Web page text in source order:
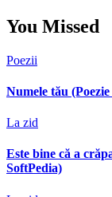
You Missed
Poezii
Numele tău
La zid
Este bine că a
SoftPedia)